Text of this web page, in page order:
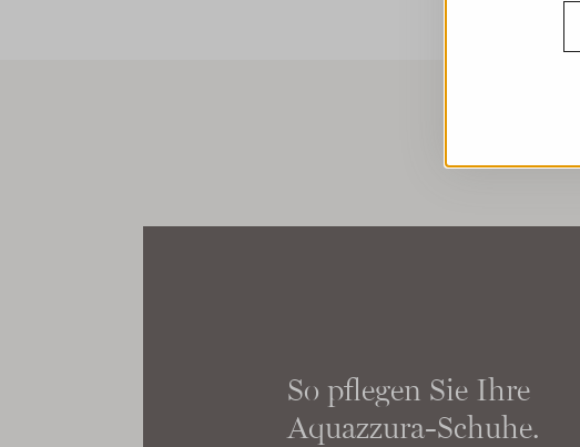
So pflegen Sie Ihre
Aquazzura-Schuhe.